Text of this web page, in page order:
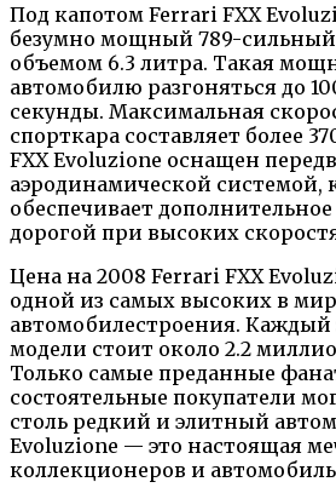
Под капотом Ferrari FXX
безумно мощный 789-сильный
объемом 6.3 литра. Такая
автомобилю разгоняться до
секунды. Максимальная
спорткара составляет более
FXX Evoluzione оснащен
аэродинамической системой,
обеспечивает
дорогой при высоких
Цена на 2008 Ferrari FXX
одной из самых высоких в
автомобилестроения. Каждый
модели стоит около 2.2
Только самые преданные
состоятельные покупатели
столь редкий и элитный
Evoluzione — это настоящая
коллекционеров и